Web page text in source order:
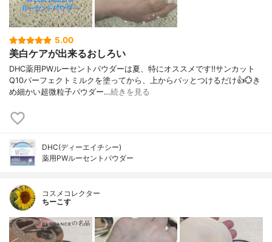
5.00
美白ケアが出来るおしろい
DHC薬用PWルーセントパウダーは夏、特にオススメです‼️サンカット
Q10パーフェクトミルクを塗ってから、上からパッとつけるだけ👍️💮き
め細かい超微粒子パウダー…続きを見る
DHC(ディーエイチシー)
薬用PWルーセントパウダー
コスメコレクター
ちーこす